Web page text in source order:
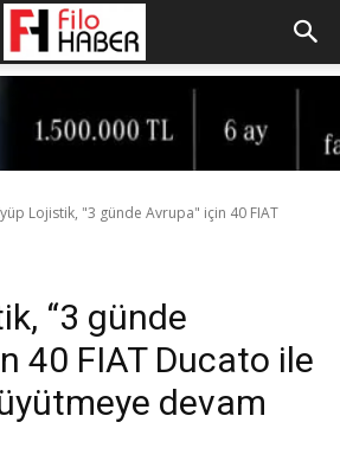
Lojistik, "3 günde Avrupa" için 40 FIAT
“3 günde
40 FIAT Ducato ile
devam